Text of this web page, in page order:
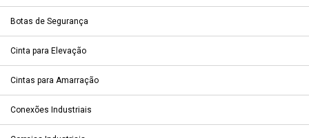
Botas de Segurança
Cinta para Elevação
Cintas para Amarração
Conexões Industriais